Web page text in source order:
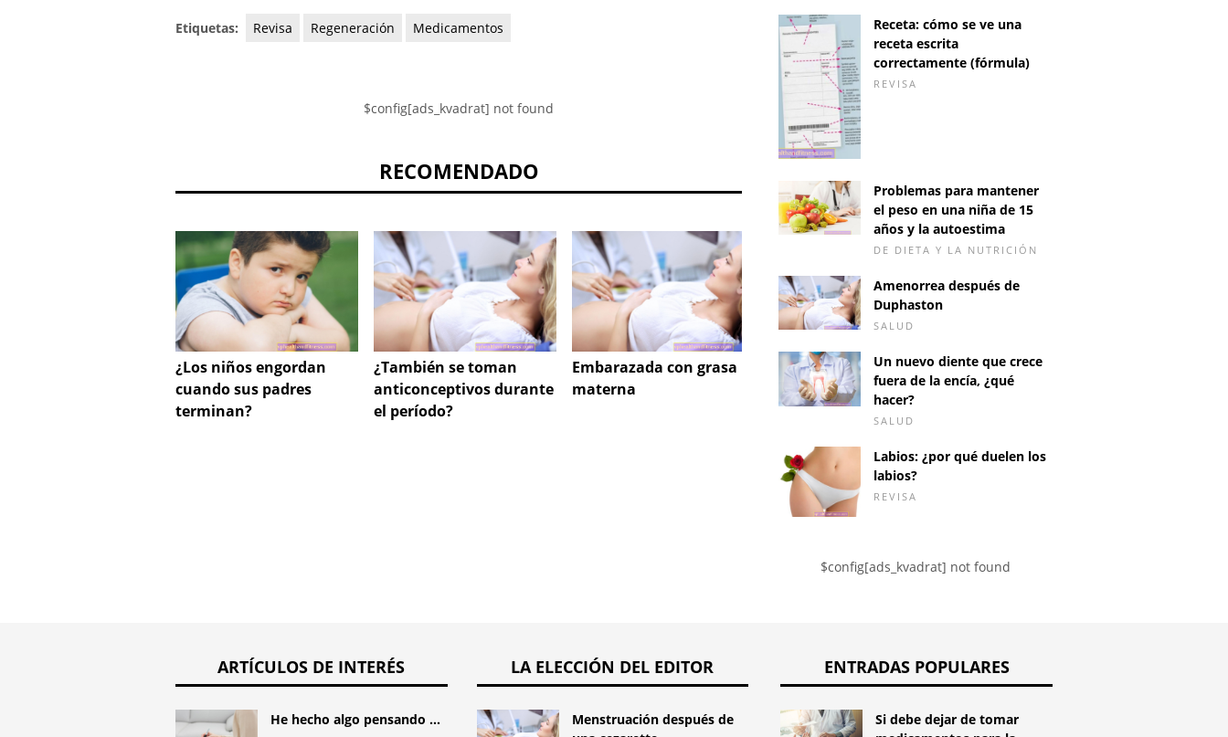
Etiquetas: Revisa Regeneración Medicamentos
$config[ads_kvadrat] not found
RECOMENDADO
¿Los niños engordan
cuando sus padres
terminan?
¿También se toman
anticonceptivos durante
el período?
Embarazada con grasa
materna
Embarazo y uso
preventivo de Rhophylac
300
¿Por qué puede ser
doloroso el coito?
Receta: cómo se ve una
receta escrita
correctamente (fórmula)
REVISA
Problemas para mantener
el peso en una niña de 15
años y la autoestima
DE DIETA Y LA NUTRICIÓN
Amenorrea después de
Duphaston
SALUD
Un nuevo diente que crece
fuera de la encía, ¿qué
hacer?
SALUD
Labios: ¿por qué duelen los
labios?
REVISA
$config[ads_kvadrat] not found
ARTÍCULOS DE INTERÉS
He hecho algo pensando ...
LA ELECCIÓN DEL EDITOR
Menstruación después de
ENTRADAS POPULARES
Si debe dejar de tomar